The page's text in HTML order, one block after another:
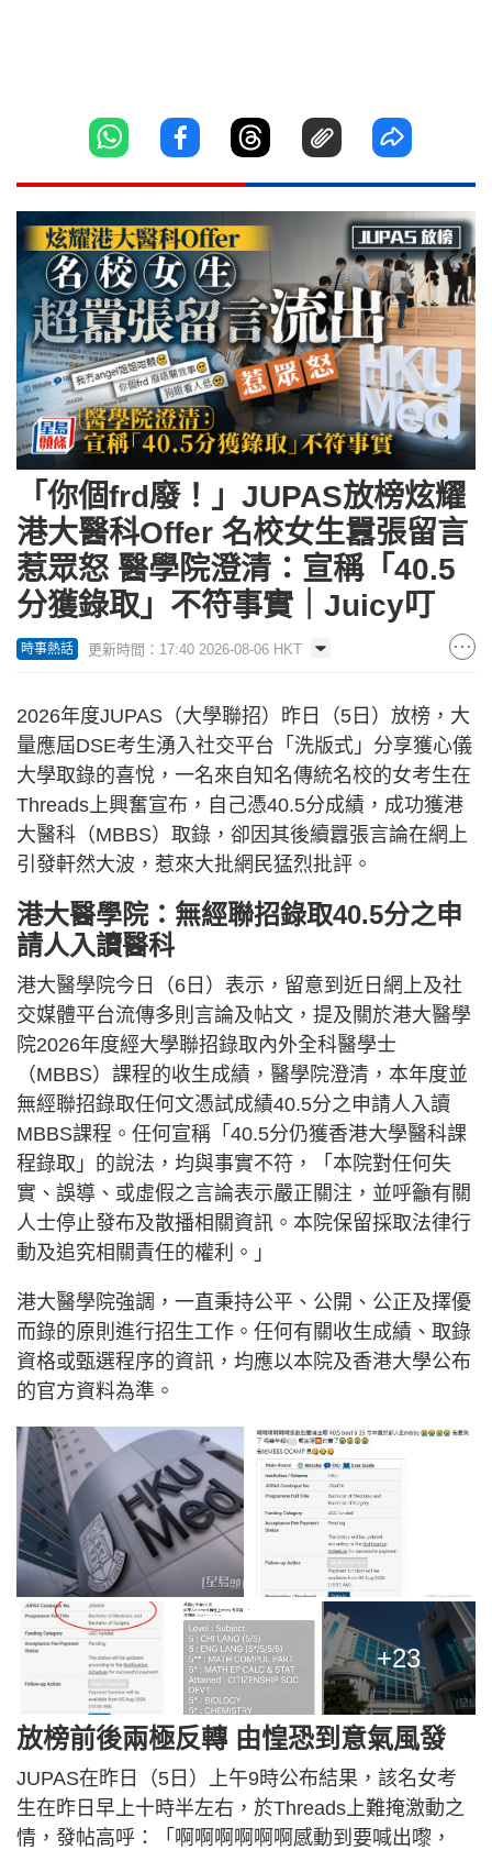
「你個frd廢！」JUPAS放榜炫耀
港大醫科Offer 名校女生囂張留言
惹眾怒 醫學院澄清：宣稱「40.5
分獲錄取」不符事實｜Juicy叮
時事熱話 更新時間：17:40 2026-08-06 HKT
2026年度JUPAS（大學聯招）昨日（5日）放榜，大
量應屆DSE考生湧入社交平台「洗版式」分享獲心儀
大學取錄的喜悅，一名來自知名傳統名校的女考生在
Threads上興奮宣布，自己憑40.5分成績，成功獲港
大醫科（MBBS）取錄，卻因其後續囂張言論在網上
引發軒然大波，惹來大批網民猛烈批評。
港大醫學院：無經聯招錄取40.5分之申
請人入讀醫科
港大醫學院今日（6日）表示，留意到近日網上及社
交媒體平台流傳多則言論及帖文，提及關於港大醫學
院2026年度經大學聯招錄取內外全科醫學士
（MBBS）課程的收生成績，醫學院澄清，本年度並
無經聯招錄取任何文憑試成績40.5分之申請人入讀
MBBS課程。任何宣稱「40.5分仍獲香港大學醫科課
程錄取」的說法，均與事實不符，「本院對任何失
實、誤導、或虛假之言論表示嚴正關注，並呼籲有關
人士停止發布及散播相關資訊。本院保留採取法律行
動及追究相關責任的權利。」
港大醫學院強調，一直秉持公平、公開、公正及擇優
而錄的原則進行招生工作。任何有關收生成績、取錄
資格或甄選程序的資訊，均應以本院及香港大學公布
的官方資料為準。
+23
放榜前後兩極反轉 由惶恐到意氣風發
JUPAS在昨日（5日）上午9時公布結果，該名女考
生在昨日早上十時半左右，於Threads上難掩激動之
情，發帖高呼：「啊啊啊啊啊啊感動到要喊出嚟，